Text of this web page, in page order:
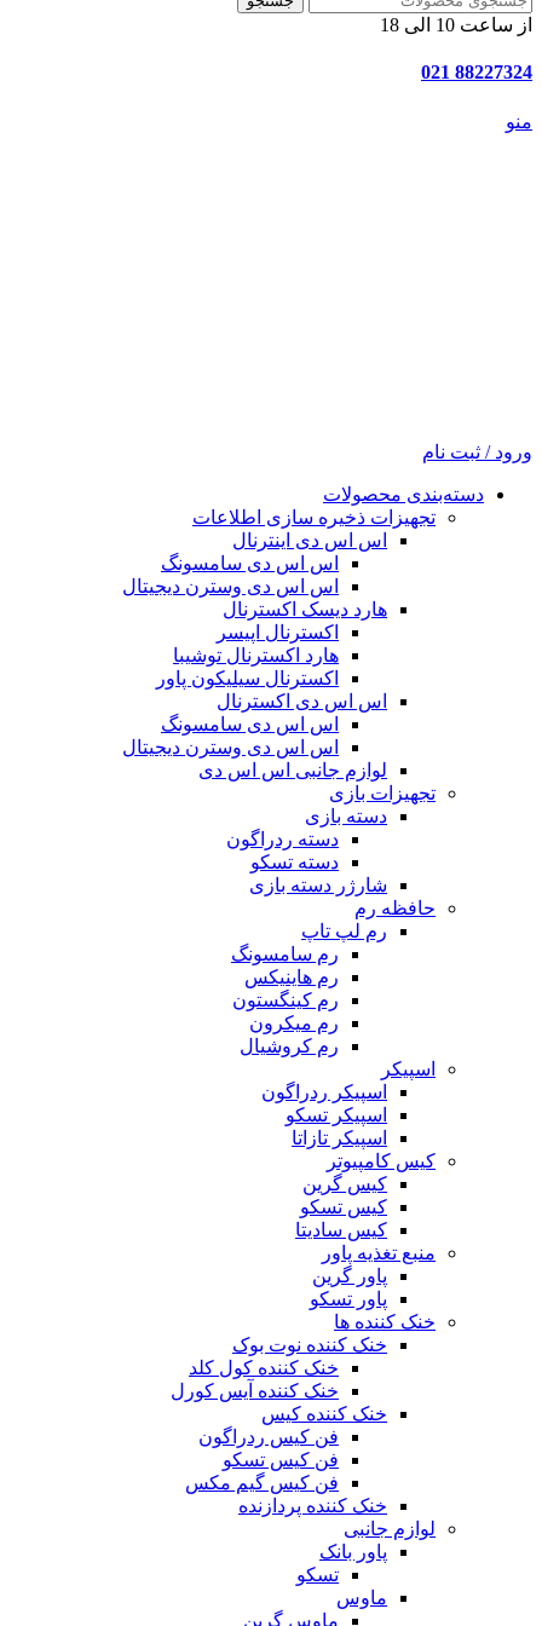
از ساعت 10 الی 18
88227324 021
منو
ورود / ثبت نام
دسته‌بندی محصولات
تجهیزات ذخیره سازی اطلاعات
اس اس دی اینترنال
اس اس دی سامسونگ
اس اس دی وسترن دیجیتال
هارد دیسک اکسترنال
اکسترنال اپیسر
هارد اکسترنال توشیبا
اکسترنال سیلیکون پاور
اس اس دی اکسترنال
اس اس دی سامسونگ
اس اس دی وسترن دیجیتال
لوازم جانبی اس اس دی
تجهیزات بازی
دسته بازی
دسته ردراگون
دسته تسکو
شارژر دسته بازی
حافظه رم
رم لپ تاپ
رم سامسونگ
رم هاینیکس
رم کینگستون
رم میکرون
رم کروشیال
اسپیکر
اسپیکر ردراگون
اسپیکر تسکو
اسپیکر تازاتا
کیس کامپیوتر
کیس گرین
کیس تسکو
کیس سادیتا
منبع تغذیه‌ پاور
پاور گرین
پاور تسکو
خنک کننده ها
خنک کننده نوت بوک
خنک کننده کول کلد
خنک کننده آیس کورل
خنک کننده کیس
فن کیس ردراگون
فن کیس تسکو
فن کیس گیم مکس
خنک کننده پردازنده
لوازم جانبی
پاور بانک
تسکو
ماوس
ماوس گرین